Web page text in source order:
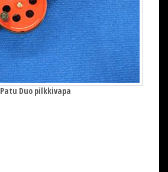
Patu Duo pilkkivapa